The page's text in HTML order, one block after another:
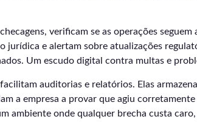
verificam se as operações seguem
jurídica e alertam sobre atualizações
Um escudo digital contra multas e
auditorias e relatórios. Elas
a empresa a provar que agiu
ambiente onde qualquer brecha custa